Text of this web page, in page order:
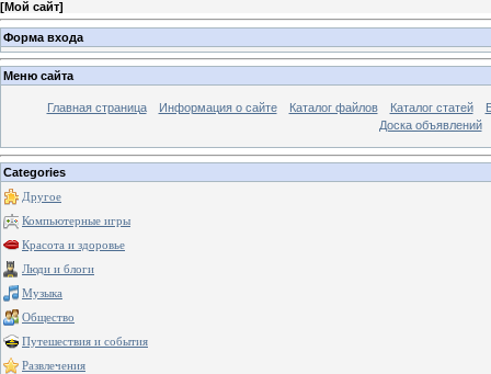
[Мой сайт]
Форма входа
Меню сайта
Главная страница Информация о сайте Каталог файлов Каталог статей
Доска объявлений
Categories
Другое
Компьютерные игры
Красота и здоровье
Люди и блоги
Музыка
Общество
Путешествия и события
Развлечения